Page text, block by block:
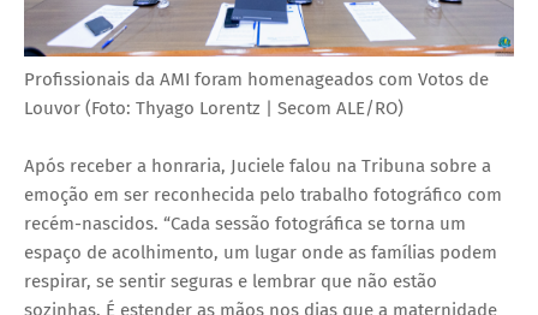
Profissionais da AMI foram homenageados com Votos de
Louvor (Foto: Thyago Lorentz | Secom ALE/RO)
Após receber a honraria, Juciele falou na Tribuna sobre a
emoção em ser reconhecida pelo trabalho fotográfico com
recém-nascidos. “Cada sessão fotográfica se torna um
espaço de acolhimento, um lugar onde as famílias podem
respirar, se sentir seguras e lembrar que não estão
sozinhas. É estender as mãos nos dias que a maternidade